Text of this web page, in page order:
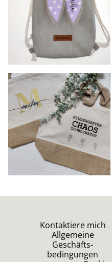
Kontaktiere mich
Allgemeine
Geschäfts-
bedingungen